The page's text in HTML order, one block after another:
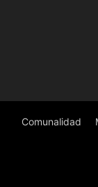
Comunalidad